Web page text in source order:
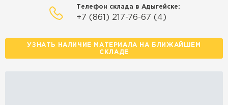
Телефон склада в Адыгейске:
+7 (861) 217-76-67 (4)
УЗНАТЬ НАЛИЧИЕ МАТЕРИАЛА НА БЛИЖАЙШЕМ
СКЛАДЕ